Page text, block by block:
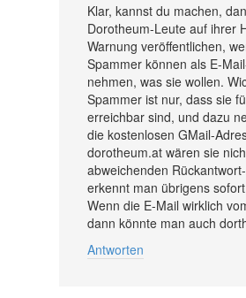
Klar, kannst du machen,
Dorotheum-Leute auf ihrer
Warnung veröffentlichen,
Spammer können als E-
nehmen, was sie wollen.
Spammer ist nur, dass sie
erreichbar sind, und dazu
die kostenlosen GMail-
dorotheum.at wären sie
abweichenden
erkennt man übrigens
Wenn die E-Mail wirklich
dann könnte man auch
Antworten